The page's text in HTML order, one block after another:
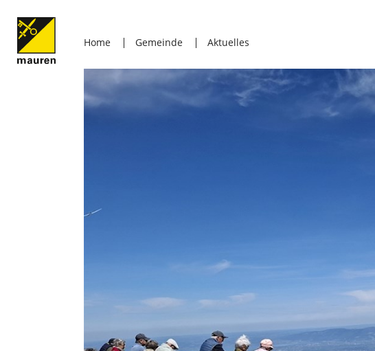
Home Gemeinde Aktuelles